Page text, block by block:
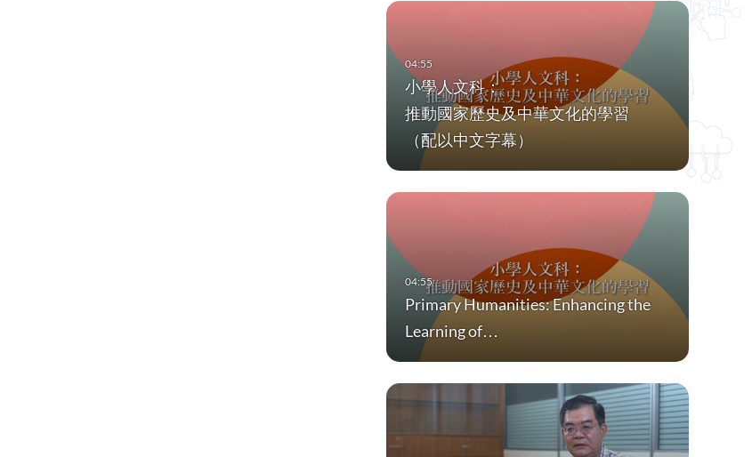
小學人文科：
推動國家歷史及中華文化的學習
（配以中文字幕）
Primary Humanities: Enhancing the
Learning of…